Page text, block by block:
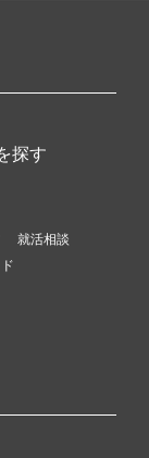
探す
就活相談